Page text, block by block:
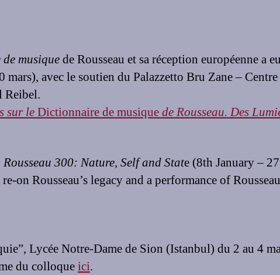
musiquede Rousseau et sa réception européenne a
avec le soutien du Palazzetto Bru Zane –
Reibel.
sur leDictionnaire de musiquede Rousseau. Des
Rousseau 300: Nature, Self and State (8th January –
Rousseau’s legacy and a performance of
Lycée Notre-Dame de Sion (Istanbul) du 2 au 4
du colloqueici.